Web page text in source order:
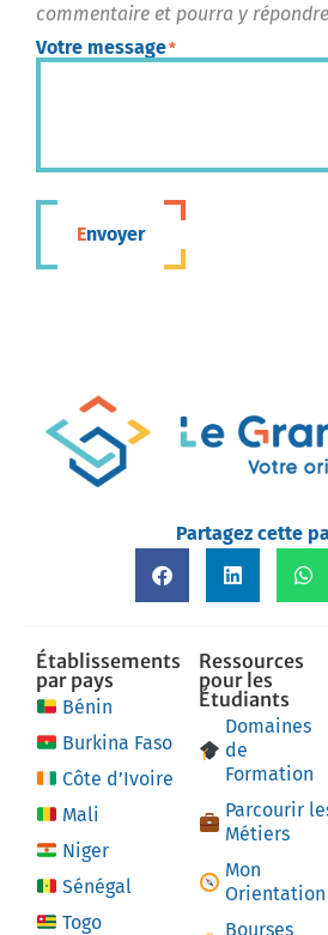
commentaire et pourra y
Votre message*
Envoyer
Partagez cette
Établissements
par pays
Bénin
Burkina Faso
Côte d’Ivoire
Mali
Niger
Sénégal
Togo
Ressources
pour les
Étudiants
Domaines
de
Formation
Parcourir
Métiers
Mon
Orientation
Bourses